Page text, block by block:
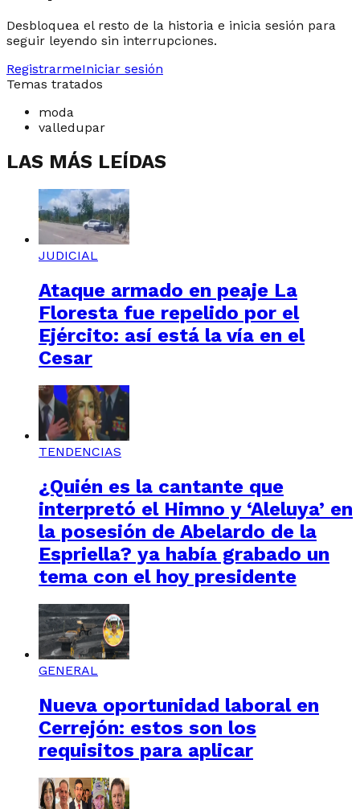
Desbloquea el resto de la historia e inicia sesión para
seguir leyendo sin interrupciones.
RegistrarmeIniciar sesión
Temas tratados
moda
valledupar
LAS MÁS LEÍDAS
JUDICIAL
Ataque armado en peaje La
Floresta fue repelido por el
Ejército: así está la vía en el
Cesar
TENDENCIAS
¿Quién es la cantante que
interpretó el Himno y ‘Aleluya’ en
la posesión de Abelardo de la
Espriella? ya había grabado un
tema con el hoy presidente
GENERAL
Nueva oportunidad laboral en
Cerrejón: estos son los
requisitos para aplicar